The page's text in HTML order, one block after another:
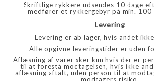
Skriftlige rykkere udsendes 10 dage
medfører et rykkergebyr på min. 100
Levering
Levering er ab lager, hvis andet
Alle opgivne leveringstider er uden
Aflæsning af varer sker kun hvis der er
til at forestå modtagelsen, hvis ikke
aflæsning aftalt, uden person til at
modtagers risiko.